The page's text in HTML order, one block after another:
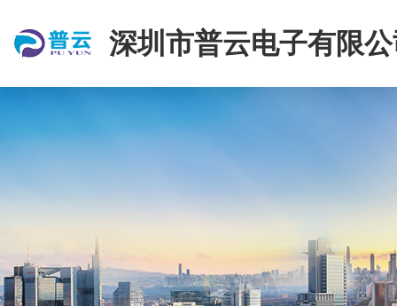
深圳市普云电子有限